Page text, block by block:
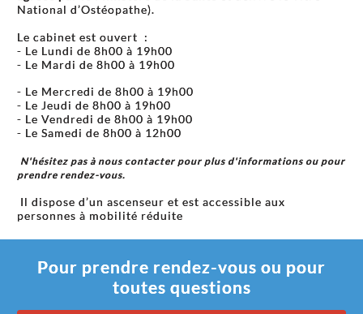
National d’Ostéopathe).
Le cabinet est ouvert :
- Le Lundi de 8h00 à 19h00
- Le Mardi de 8h00 à 19h00
- Le Mercredi de 8h00 à 19h00
- Le Jeudi de 8h00 à 19h00
- Le Vendredi de 8h00 à 19h00
- Le Samedi de 8h00 à 12h00
N'hésitez pas à nous contacter pour plus d'informations ou pour
prendre rendez-vous.
Il dispose d’un ascenseur et est accessible aux
personnes à mobilité réduite
Pour prendre rendez-vous ou pour
toutes questions